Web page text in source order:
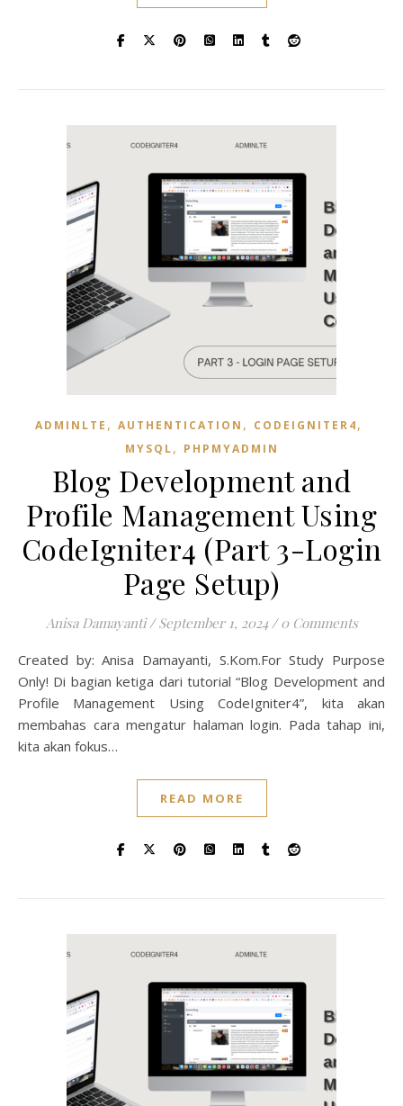
ADMINLTE , AUTHENTICATION , CODEIGNITER4,
MYSQL, PHPMYADMIN
Blog Development and
Profile Management Using
CodeIgniter4 (Part 3-Login
Page Setup)
Anisa Damayanti / September 1, 2024 / 0 Comments
Created by: Anisa Damayanti, S.Kom.For Study Purpose
Only! Di bagian ketiga dari tutorial “Blog Development and
Profile Management Using CodeIgniter4”, kita akan
membahas cara mengatur halaman login. Pada tahap ini,
kita akan fokus…
READ MORE